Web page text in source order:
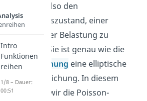
Auslenkung, also den
einer
Membran unter Belastung zu
beschreiben. Sie ist genau wie die
Laplace-Gleichung eine elliptische
Differentialgleichung. In diesem
Beitrag lösen wir die Poisson-
Intro
Funktionen
reihen
1/8 – Dauer:
00:51